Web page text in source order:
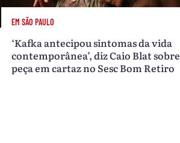
EM SÃO PAULO
‘Kafka antecipou sintomas da vida
contemporânea’, diz Caio Blat sobre
peça em cartaz no Sesc Bom Retiro